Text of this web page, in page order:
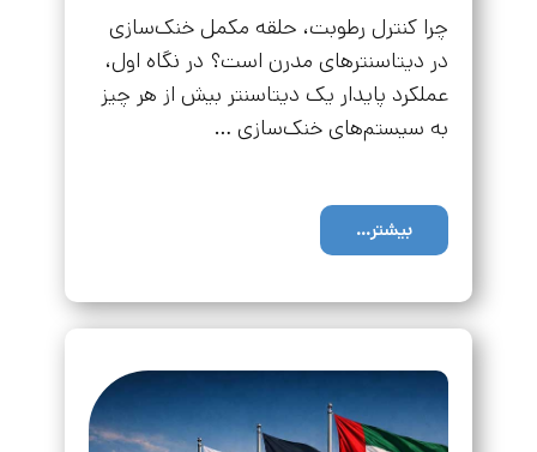
چرا کنترل رطوبت، حلقه مکمل خنک‌سازی
در دیتاسنترهای مدرن است؟ در نگاه اول،
عملکرد پایدار یک دیتاسنتر بیش از هر چیز
به سیستم‌های خنک‌سازی …
بیشتر...